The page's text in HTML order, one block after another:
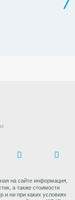
на сайте информация,
а также стоимости
и ни при каких условиях